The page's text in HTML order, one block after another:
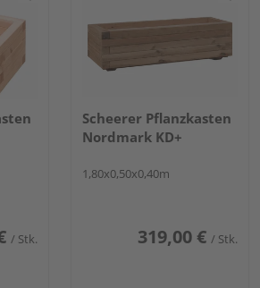
/ Stk.
Scheerer Pflanzkasten
Nordmark KD+
1,80x0,50x0,40m
319,00 € / Stk.